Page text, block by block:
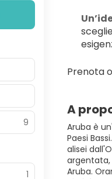
Prenota
A
Aruba è
Paesi
alisei
argentata,
Aruba.
9
1